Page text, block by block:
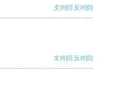
支持[0] 反对[0]
支持[0] 反对[0]